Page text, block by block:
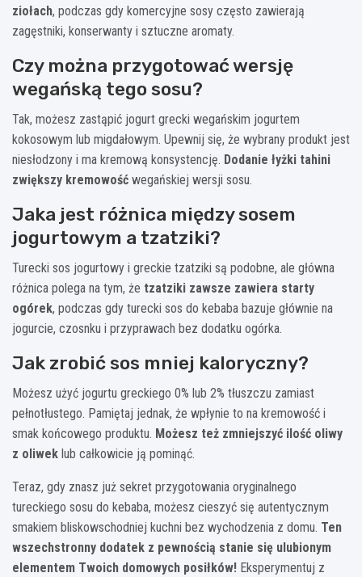
ziołach, podczas gdy komercyjne sosy często zawierają
zagęstniki, konserwanty i sztuczne aromaty.
Czy można przygotować wersję
wegańską tego sosu?
Tak, możesz zastąpić jogurt grecki wegańskim jogurtem
kokosowym lub migdałowym. Upewnij się, że wybrany produkt jest
niesłodzony i ma kremową konsystencję. Dodanie łyżki tahini
zwiększy kremowość wegańskiej wersji sosu.
Jaka jest różnica między sosem
jogurtowym a tzatziki?
Turecki sos jogurtowy i greckie tzatziki są podobne, ale główna
różnica polega na tym, że tzatziki zawsze zawiera starty
ogórek, podczas gdy turecki sos do kebaba bazuje głównie na
jogurcie, czosnku i przyprawach bez dodatku ogórka.
Jak zrobić sos mniej kaloryczny?
Możesz użyć jogurtu greckiego 0% lub 2% tłuszczu zamiast
pełnotłustego. Pamiętaj jednak, że wpłynie to na kremowość i
smak końcowego produktu. Możesz też zmniejszyć ilość oliwy
z oliwek lub całkowicie ją pominąć.
Teraz, gdy znasz już sekret przygotowania oryginalnego
tureckiego sosu do kebaba, możesz cieszyć się autentycznym
smakiem bliskowschodniej kuchni bez wychodzenia z domu. Ten
wszechstronny dodatek z pewnością stanie się ulubionym
elementem Twoich domowych posiłków! Eksperymentuj z